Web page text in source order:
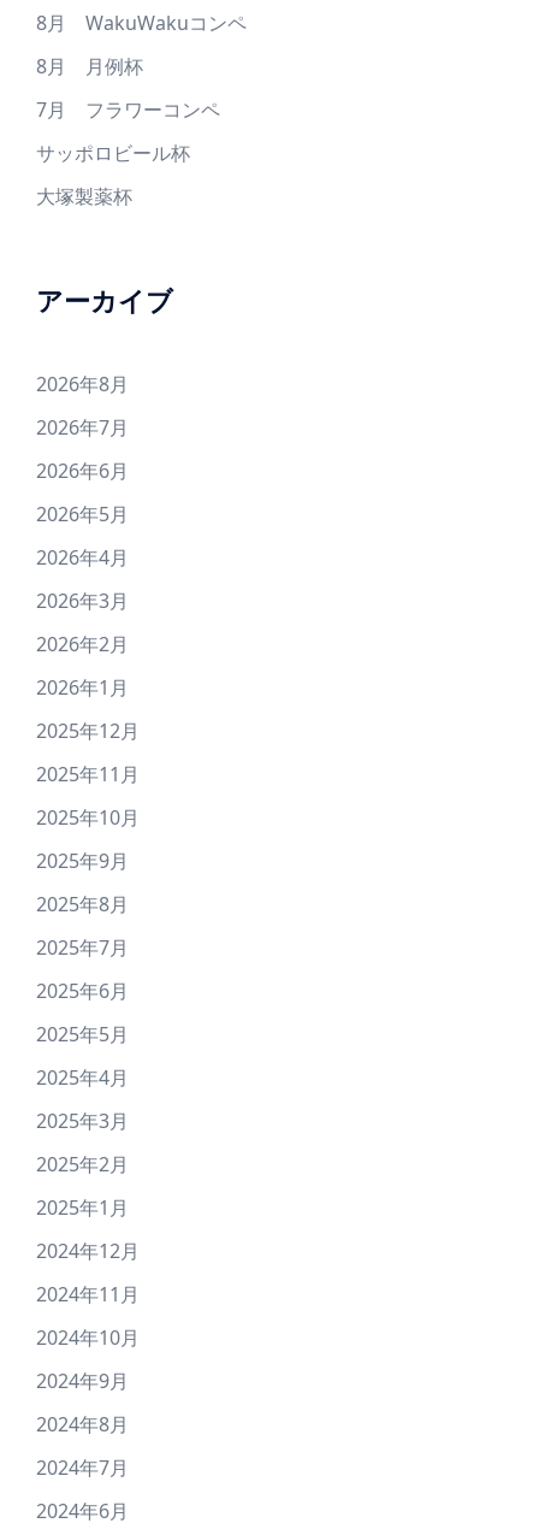
8月 WakuWakuコンペ
8月 月例杯
7月 フラワーコンペ
サッポロビール杯
大塚製薬杯
アーカイブ
2026年8月
2026年7月
2026年6月
2026年5月
2026年4月
2026年3月
2026年2月
2026年1月
2025年12月
2025年11月
2025年10月
2025年9月
2025年8月
2025年7月
2025年6月
2025年5月
2025年4月
2025年3月
2025年2月
2025年1月
2024年12月
2024年11月
2024年10月
2024年9月
2024年8月
2024年7月
2024年6月